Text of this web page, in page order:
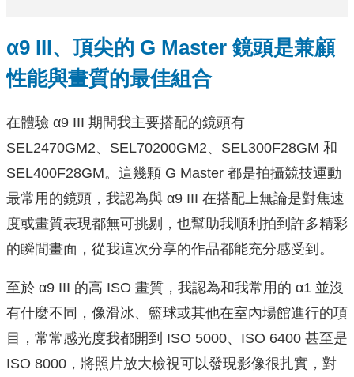
α9 III、頂尖的 G Master 鏡頭是兼顧
性能與畫質的最佳組合
在體驗 α9 III 期間我主要搭配的鏡頭有
SEL2470GM2、SEL70200GM2、SEL300F28GM 和
SEL400F28GM。這幾顆 G Master 都是拍攝競技運動
最常用的鏡頭，我認為與 α9 III 在搭配上無論是對焦速
度或畫質表現都無可挑剔，也幫助我順利拍到許多精彩
的瞬間畫面，從我這次分享的作品都能充分感受到。
至於 α9 III 的高 ISO 畫質，我認為和我常用的 α1 並沒
有什麼不同，像滑冰、籃球或其他在室內場館進行的項
目，常常感光度我都開到 ISO 5000、ISO 6400 甚至是
ISO 8000，將照片放大檢視可以發現影像很扎實，對